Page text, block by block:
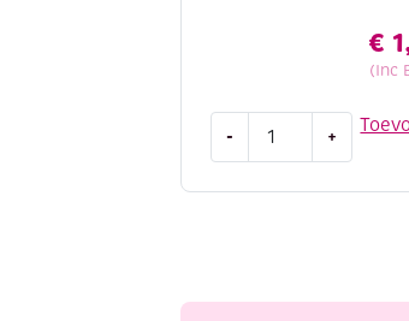
🧼 Wasbaarheid
Machinewasbaar tot
Liggend laten
Strijken kan op
€
(Inc
-
ongebleekt
+